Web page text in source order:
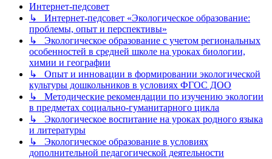
Интернет-педсовет
↳ Интернет-педсовет «Экологическое образование:
проблемы, опыт и перспективы»
↳ Экологическое образование с учетом региональных
особенностей в средней школе на уроках биологии,
химии и географии
↳ Опыт и инновации в формировании экологической
культуры дошкольников в условиях ФГОС ДОО
↳ Методические рекомендации по изучению экологии
в предметах социально-гуманитарного цикла
↳ Экологическое воспитание на уроках родного языка
и литературы
↳ Экологическое образование в условиях
дополнительной педагогической деятельности